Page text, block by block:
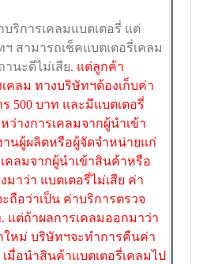
ริการเคลมแบตเตอรี่ แต่
สามารถเช็คแบตเตอรี่เคลม
นะดีไม่เสีย. แต่ลูกค้า
คลม ทางบริษัทฯต้องเก็บค่า
500 บาท และมีแบตเตอรี่
ว่างการเคลมจากผู้นำเข้า
านผู้ผลิตหรือผู้จัดจำหน่ายแก่
คลมจากผู้นำเข้าสินค้าหรือ
มาว่า แบตเตอรี่ไม่เสีย ค่า
ถือว่าเป็น ค่าบริการตรวจ
แต่ถ้าผลการเคลมออกมาว่า
ใหม่ บริษัทฯจะทำการคืนค่า
เมื่อนำสินค้าแบตเตอรี่เคลมไป